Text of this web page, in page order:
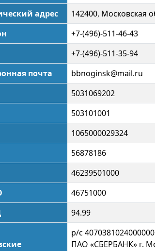
адрес
142400, Московская
+7-(496)-511-46-43
+7-(496)-511-35-94
почта
bbnoginsk@mail.ru
5031069202
503101001
1065000029324
56878186
46239501000
46751000
94.99
р/с
ПАО «СБЕРБАНК» г.